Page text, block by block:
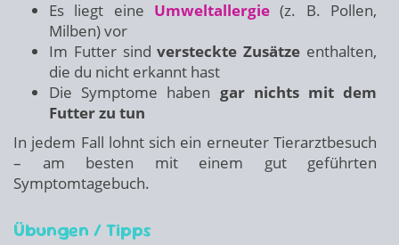
Es liegt eine Umweltallergie (z. B. Pollen,
Milben) vor
Im Futter sindversteckte Zusätze enthalten,
die du nicht erkannt hast
Die Symptome haben gar nichts mit dem
Futter zu tun
In jedem Fall lohnt sich ein erneuter Tierarztbesuch
– am besten mit einem gut geführten
Symptomtagebuch.
Übungen / Tipps